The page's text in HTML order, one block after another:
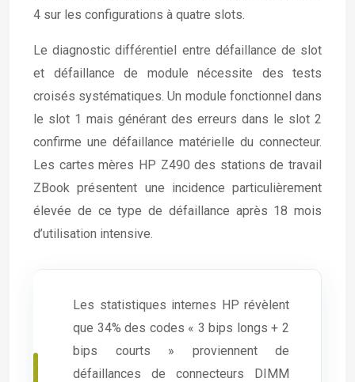
4 sur les configurations à quatre slots.
Le diagnostic différentiel entre défaillance de slot
et défaillance de module nécessite des tests
croisés systématiques. Un module fonctionnel dans
le slot 1 mais générant des erreurs dans le slot 2
confirme une défaillance matérielle du connecteur.
Les cartes mères HP Z490 des stations de travail
ZBook présentent une incidence particulièrement
élevée de ce type de défaillance après 18 mois
d’utilisation intensive.
Les statistiques internes HP révèlent
que 34% des codes « 3 bips longs + 2
bips courts » proviennent de
défaillances de connecteurs DIMM